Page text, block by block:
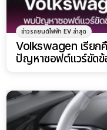
ข่าวรถยนต์ไฟฟ้า EV ล่าสุด
Volkswagen เรียก
ปัญหาซอฟต์แวร์ขัดข้